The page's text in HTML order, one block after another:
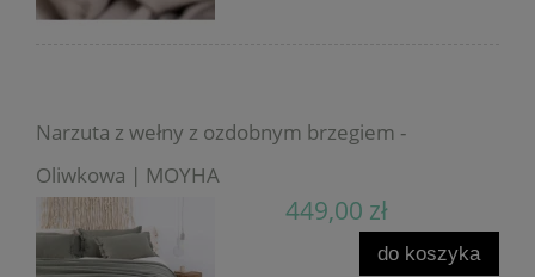
Narzuta z wełny z ozdobnym brzegiem -
Oliwkowa | MOYHA
449,00 zł
do koszyka